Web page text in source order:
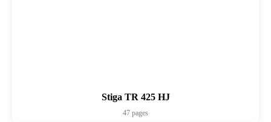
Stiga TR 425 HJ
47 pages